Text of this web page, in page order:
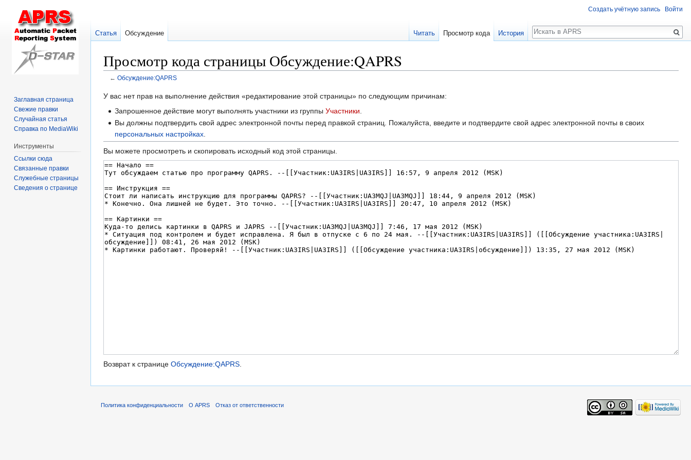
Просмотр кода страницы Обсуждение:QAPRS
← Обсуждение:QAPRS
Перейти
Перейти
У вас нет прав на выполнение действия «редактирование этой страницы» по следующим причинам:
Запрошенное действие могут выполнять участники из группыУчастники
Вы должны подтвердить свой адрес электронной почты перед правкой страниц. Пожалуйста, введите и подтвердите свой адрес электронной почты в своих
персональных настройках
Вы можете просмотреть и скопировать исходный код этой страницы.
Возврат к странице Обсуждение:QAPRS.
Создать учётную запись Войти
Статья Обсуждение Читать Просмотр кода История
Поиск
Заглавная страница
Свежие правки
Случайная статья
Справка по MediaWiki
Инструменты
Ссылки сюда
Связанные правки
Служебные страницы
Сведения о странице
Политика конфиденциальности О APRS Отказ от ответственности